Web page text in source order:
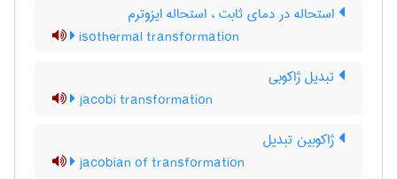
استحاله در دمای ثابت ، استحاله ایزوترم
isothermal transformation
تبدیل ژاکوبی
jacobi transformation
ژاکوبین تبدیل
jacobian of transformation